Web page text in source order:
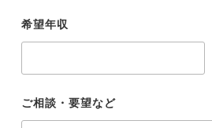
希望年収
ご相談・要望など